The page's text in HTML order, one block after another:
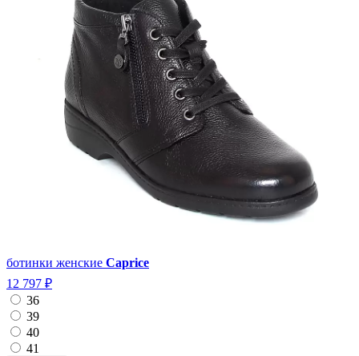
ботинки женские Caprice
12 797 ₽
36
39
40
41